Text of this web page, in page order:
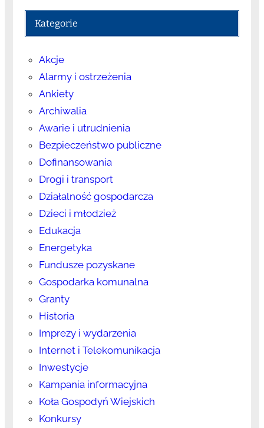
Kategorie
Akcje
Alarmy i ostrzeżenia
Ankiety
Archiwalia
Awarie i utrudnienia
Bezpieczeństwo publiczne
Dofinansowania
Drogi i transport
Działalność gospodarcza
Dzieci i młodzież
Edukacja
Energetyka
Fundusze pozyskane
Gospodarka komunalna
Granty
Historia
Imprezy i wydarzenia
Internet i Telekomunikacja
Inwestycje
Kampania informacyjna
Koła Gospodyń Wiejskich
Konkursy